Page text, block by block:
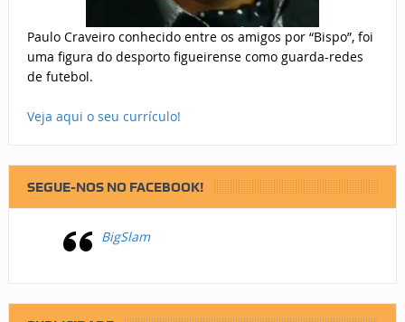
Paulo Craveiro conhecido entre os amigos por “Bispo”, foi
uma figura do desporto figueirense como guarda-redes
de futebol.
Veja aqui o seu currículo!
SEGUE-NOS NO FACEBOOK!
BigSlam